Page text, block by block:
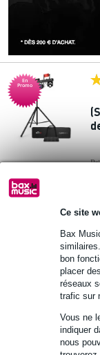
Ce site
Bax
bon
placer
réseaux
trafic sur
Vous ne
indiquer
nous
En
Promo
CODE EXTRA10